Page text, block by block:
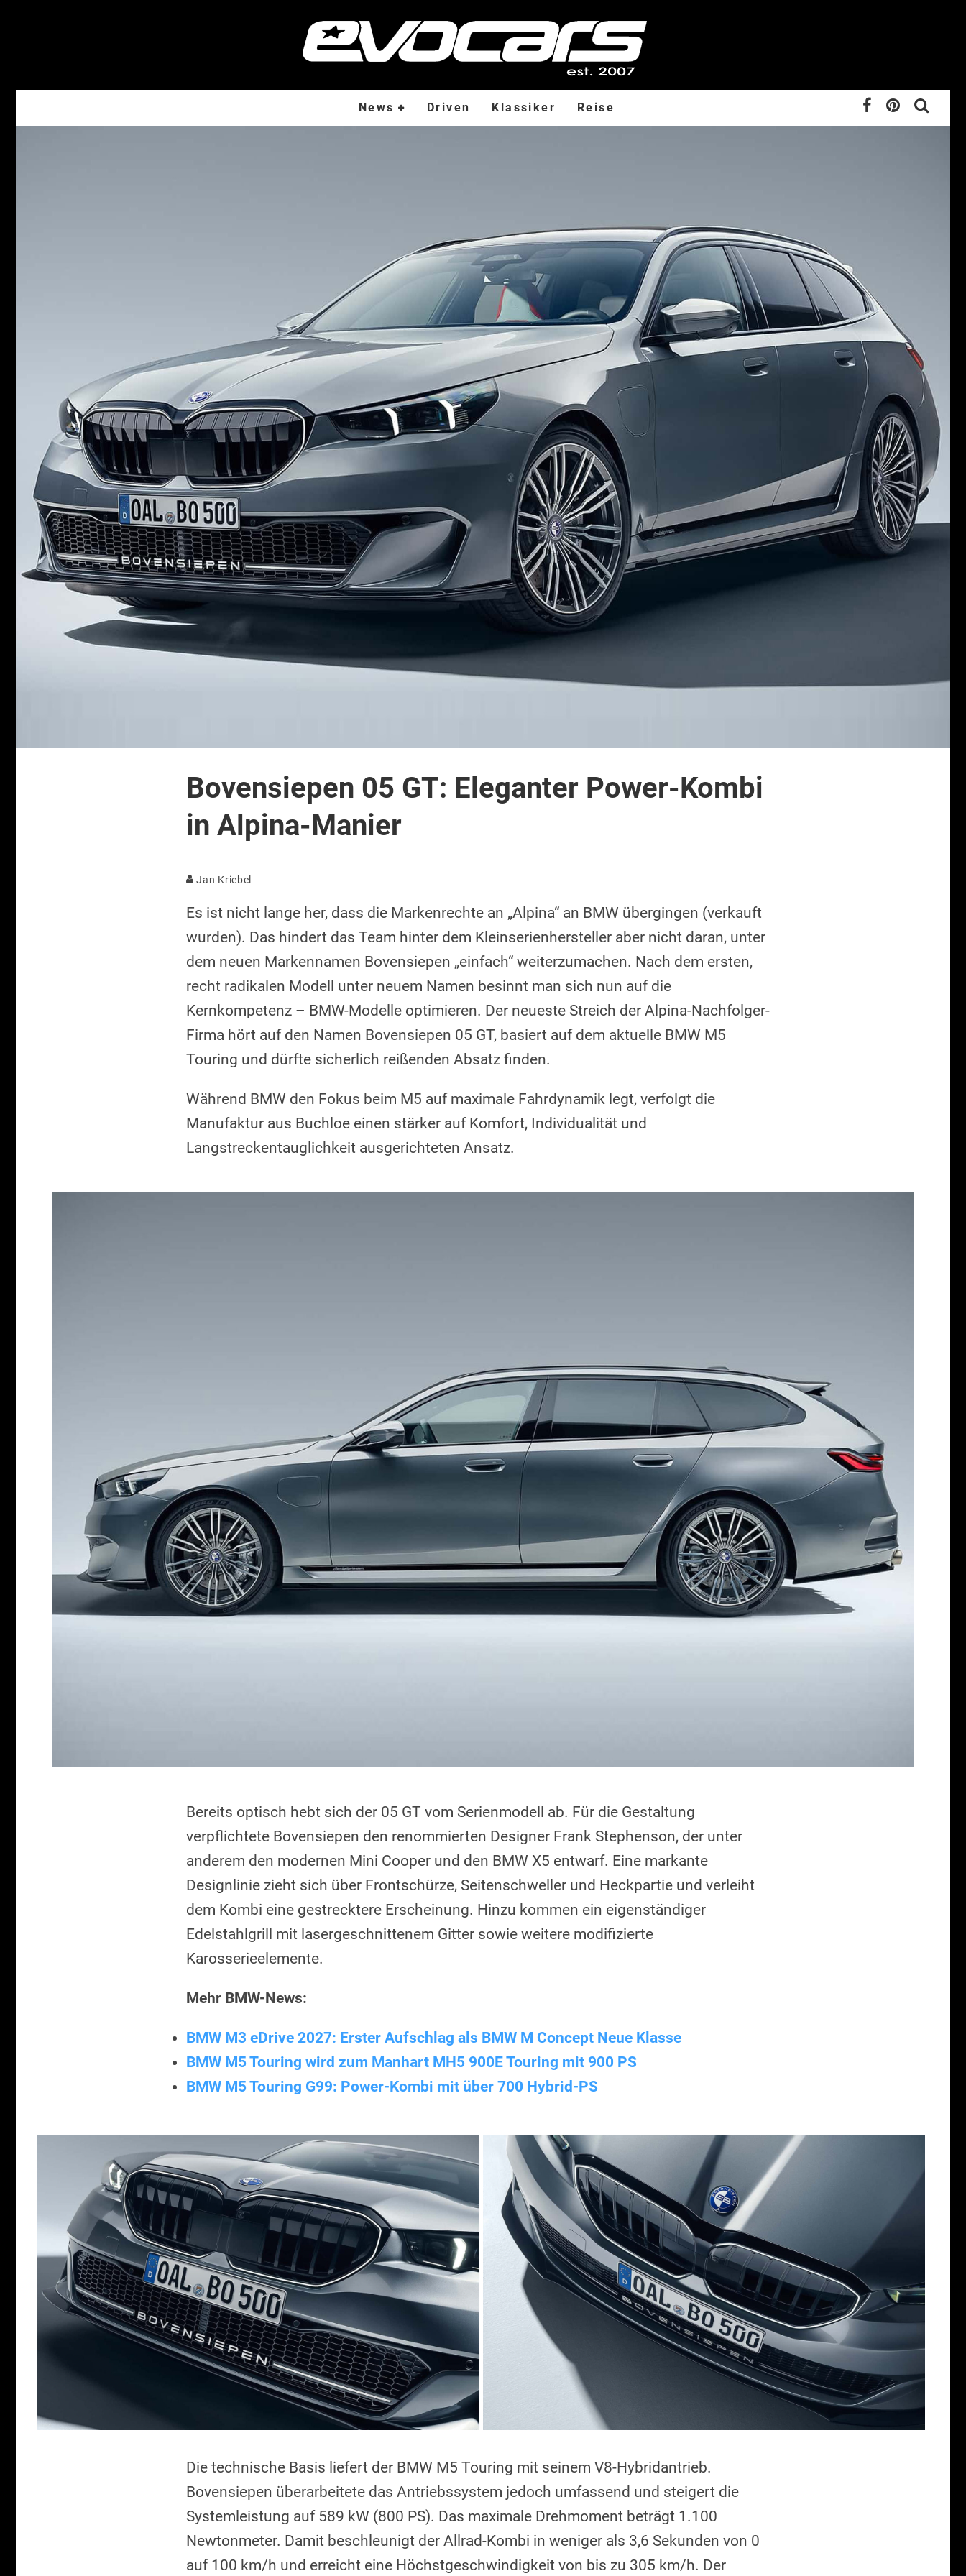
News Driven Klassiker Reise
Bovensiepen 05 GT: Eleganter Power-Kombi
in Alpina-Manier
Jan Kriebel
Es ist nicht lange her, dass die Markenrechte an „Alpina“ an BMW übergingen (verkauft
wurden). Das hindert das Team hinter dem Kleinserienhersteller aber nicht daran, unter
dem neuen Markennamen Bovensiepen „einfach“ weiterzumachen. Nach dem ersten,
recht radikalen Modell unter neuem Namen besinnt man sich nun auf die
Kernkompetenz – BMW-Modelle optimieren. Der neueste Streich der Alpina-Nachfolger-
Firma hört auf den Namen Bovensiepen 05 GT, basiert auf dem aktuelle BMW M5
Touring und dürfte sicherlich reißenden Absatz finden.
Während BMW den Fokus beim M5 auf maximale Fahrdynamik legt, verfolgt die
Manufaktur aus Buchloe einen stärker auf Komfort, Individualität und
Langstreckentauglichkeit ausgerichteten Ansatz.
Bereits optisch hebt sich der 05 GT vom Serienmodell ab. Für die Gestaltung
verpflichtete Bovensiepen den renommierten Designer Frank Stephenson, der unter
anderem den modernen Mini Cooper und den BMW X5 entwarf. Eine markante
Designlinie zieht sich über Frontschürze, Seitenschweller und Heckpartie und verleiht
dem Kombi eine gestrecktere Erscheinung. Hinzu kommen ein eigenständiger
Edelstahlgrill mit lasergeschnittenem Gitter sowie weitere modifizierte
Karosserieelemente.
Mehr BMW-News:
BMW M3 eDrive 2027: Erster Aufschlag als BMW M Concept Neue Klasse
BMW M5 Touring wird zum Manhart MH5 900E Touring mit 900 PS
BMW M5 Touring G99: Power-Kombi mit über 700 Hybrid-PS
Die technische Basis liefert der BMW M5 Touring mit seinem V8-Hybridantrieb.
Bovensiepen überarbeitete das Antriebssystem jedoch umfassend und steigert die
Systemleistung auf 589 kW (800 PS). Das maximale Drehmoment beträgt 1.100
Newtonmeter. Damit beschleunigt der Allrad-Kombi in weniger als 3,6 Sekunden von 0
auf 100 km/h und erreicht eine Höchstgeschwindigkeit von bis zu 305 km/h. Der